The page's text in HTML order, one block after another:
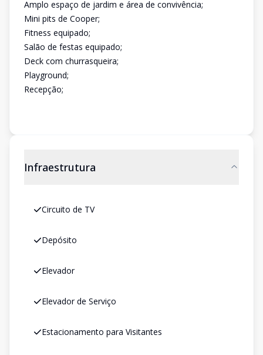
Amplo espaço de jardim e área de convivência;
Mini pits de Cooper;
Fitness equipado;
Salão de festas equipado;
Deck com churrasqueira;
Playground;
Recepção;
Infraestrutura
Circuito de TV
Depósito
Elevador
Elevador de Serviço
Estacionamento para Visitantes